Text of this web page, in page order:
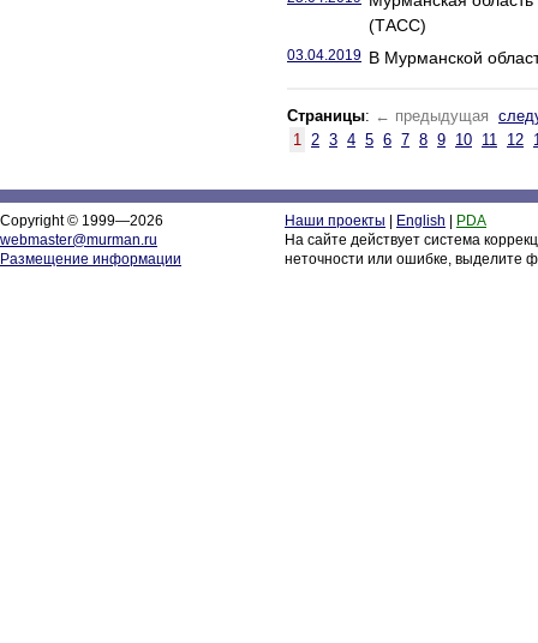
(ТАСС)
03.04.2019 В Мурманской
Страницы: ← предыдущая
1 2 3 4 5 6 7 8 9 10 11 12
Copyright © 1999—2026
webmaster@murman.ru
Размещение информации
Наши проекты English
PDA
На сайте действует система
неточности или ошибке, выделите